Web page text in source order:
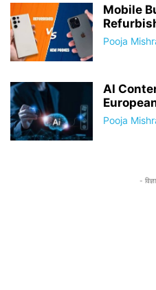
Mobile
Pooja
AI
Pooja
-